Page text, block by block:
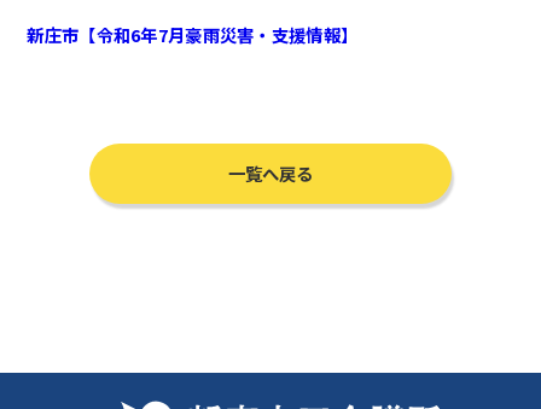
新庄市【令和6年7月豪雨災害・支援情報】
一覧へ戻る